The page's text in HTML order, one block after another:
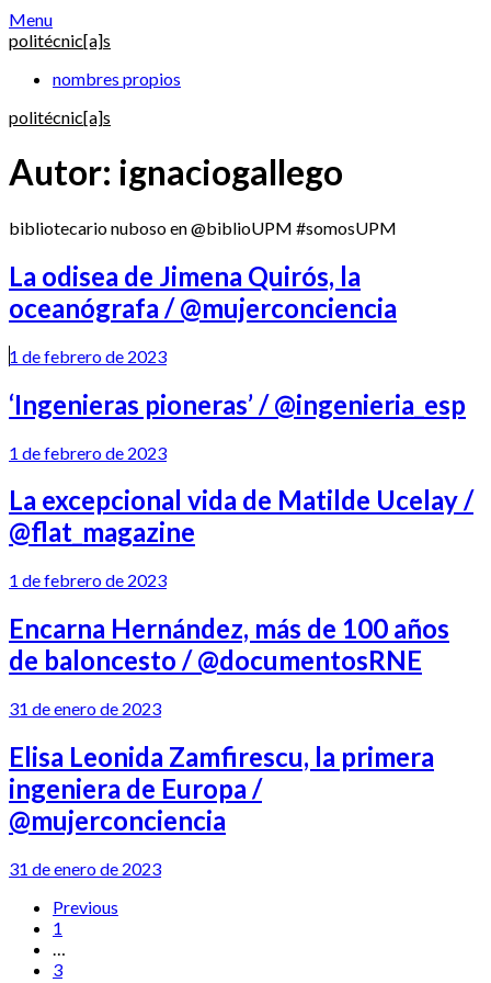
Skip
to
Menu
politécnic[a]s
nombres propios
politécnic[a]s
Autor: ignaciogallego
bibliotecario nuboso en @biblioUPM #somosUPM
La odisea de Jimena Quirós, la
oceanógrafa / @mujerconciencia
1 de febrero de 2023
‘Ingenieras pioneras’ / @ingenieria_esp
1 de febrero de 2023
La excepcional vida de Matilde Ucelay /
@flat_magazine
1 de febrero de 2023
Encarna Hernández, más de 100 años
de baloncesto / @documentosRNE
31 de enero de 2023
Elisa Leonida Zamfirescu, la primera
ingeniera de Europa /
@mujerconciencia
31 de enero de 2023
Previous
1
…
3